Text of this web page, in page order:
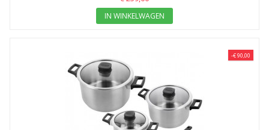
IN WINKELWAGEN
-€ 90,00